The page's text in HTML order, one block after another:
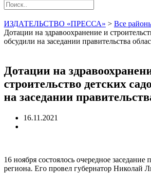
ИЗДАТЕЛЬСТВО «ПРЕССА» > Все
Дотации на здравоохранение и
обсудили на заседании правительства
Дотации на
строительство детских
на заседании
16.11.2021
16 ноября состоялось очередное заседание
региона. Его провел губернатор Николай